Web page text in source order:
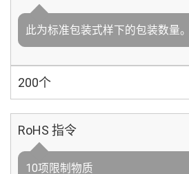
此为标准包装式样下的包装数量。
200个
RoHS 指令
10项限制物质